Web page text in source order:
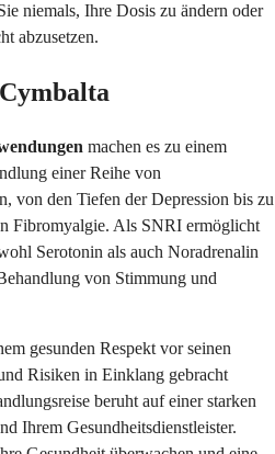
niemals, Ihre Dosis zu ändern oder
abzusetzen.
machen es zu einem
einer Reihe von
von den Tiefen der Depression bis zu
Fibromyalgie. Als SNRI ermöglicht
Serotonin als auch Noradrenalin
von Stimmung und
gesunden Respekt vor seinen
Risiken in Einklang gebracht
beruht auf einer starken
Ihrem Gesundheitsdienstleister.